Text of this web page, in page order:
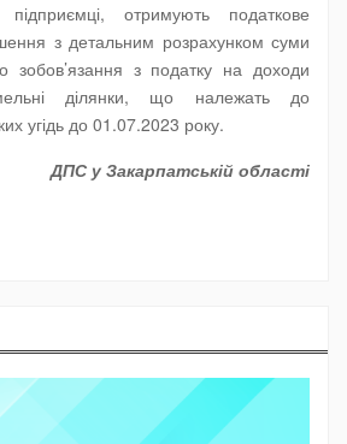
отримують податкове
з детальним розрахунком суми
зобов’язання з податку на доходи
ділянки, що належать до
угідь до 01.07.2023 року.
ДПС у Закарпатській області